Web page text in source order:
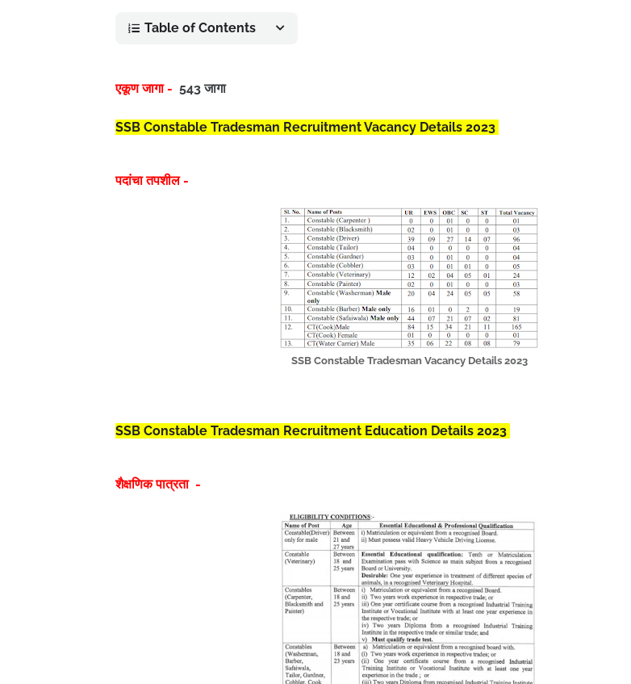
Table of Contents
एकूण जागा - 543 जागा
SSB Constable Tradesman Recruitment Vacancy Details 2023
पदांचा तपशील -
SSB Constable Tradesman Vacancy Details 2023
SSB Constable Tradesman Recruitment Education Details 2023
शैक्षणिक पात्रता -